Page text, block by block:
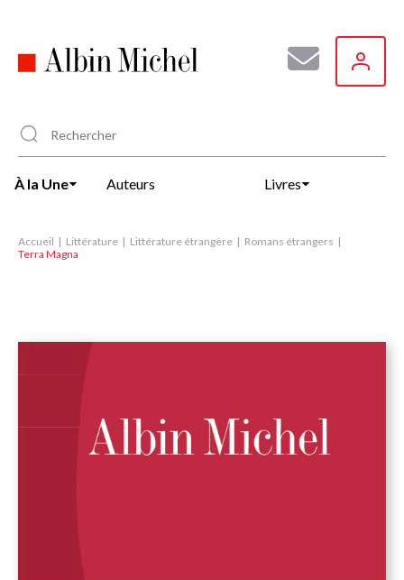
principal
À la Une Auteurs Livres
Accueil Littérature Littérature étrangère
Romans étrangers
Terra Magna